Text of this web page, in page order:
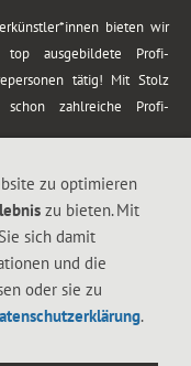
bieten wir
top ausgebildete Profi-
tätig! Mit Stolz
zahlreiche Profi-
Sie sich faszinieren von
Sequenzen,
Vasen, Seilen,
zu optimieren
zu bieten. Mit
sich damit
und die
oder sie zu
.